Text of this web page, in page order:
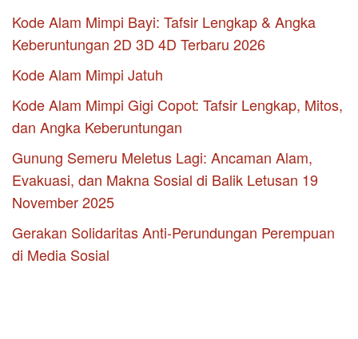
Kode Alam Mimpi Bayi: Tafsir Lengkap & Angka
Keberuntungan 2D 3D 4D Terbaru 2026
Kode Alam Mimpi Jatuh
Kode Alam Mimpi Gigi Copot: Tafsir Lengkap, Mitos,
dan Angka Keberuntungan
Gunung Semeru Meletus Lagi: Ancaman Alam,
Evakuasi, dan Makna Sosial di Balik Letusan 19
November 2025
Gerakan Solidaritas Anti-Perundungan Perempuan
di Media Sosial